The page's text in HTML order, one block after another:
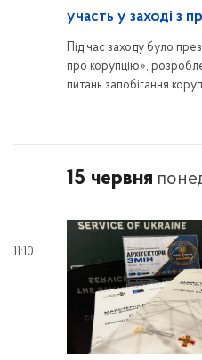
участь у заході з
Під час заходу було
про корупцію»,
питань запобігання
15 червня
11:10